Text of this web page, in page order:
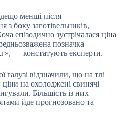
менші після
з боку заготівельників,
епізодично зустрічалася ціна
позначка
— констатують експерти.
галузі відзначили, що на тлі
ціни на охолоджені свинячі
Більшість із них
йде прогнозовано та